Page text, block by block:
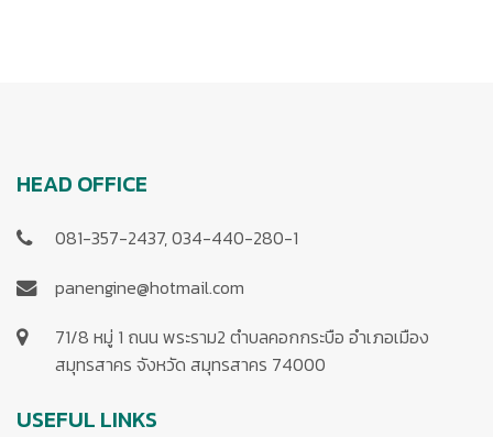
HEAD OFFICE
081-357-2437, 034-440-280-1
panengine@hotmail.com
71/8 หมู่ 1 ถนน พระราม2 ตำบลคอกกระบือ อำเภอเมือง
สมุทรสาคร จังหวัด สมุทรสาคร 74000
USEFUL LINKS